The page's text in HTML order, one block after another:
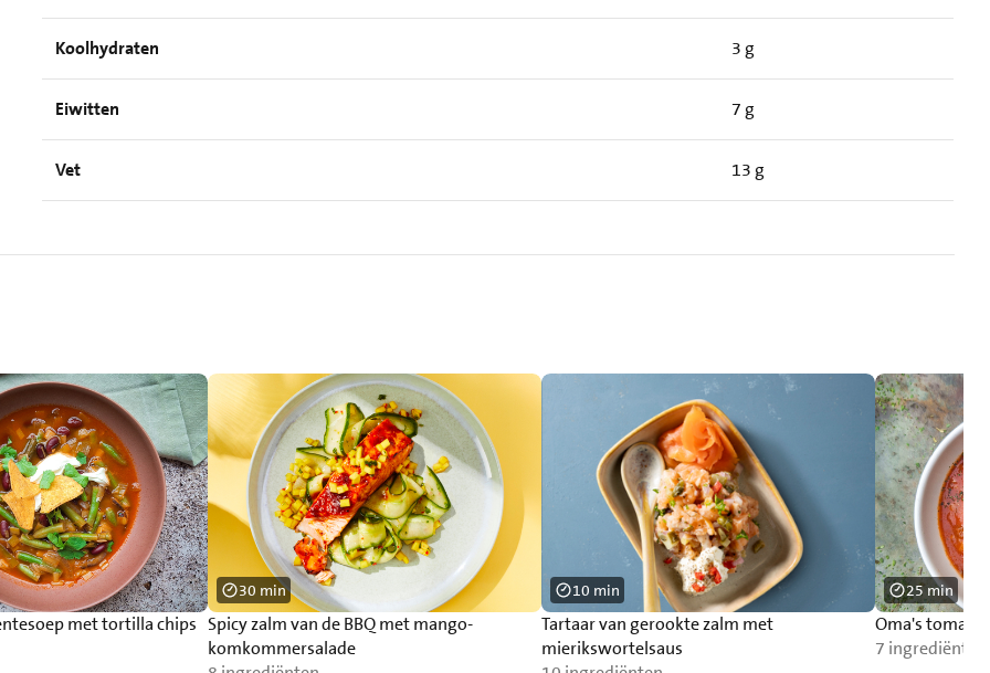
Koolhydraten 3 g
Eiwitten 7 g
Vet 13 g
met tortilla chips Spicy zalm van de BBQ met mango-
komkommersalade
30 min
Tartaar van gerookte zalm met
mierikswortelsaus
10 min
Oma's
7 ingrediënten
25 min